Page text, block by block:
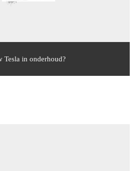
Tesla in onderhoud?